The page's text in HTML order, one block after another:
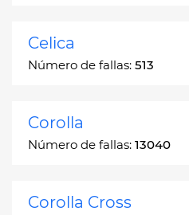
Celica
Número de fallas: 513
Corolla
Número de fallas: 13040
Corolla Cross